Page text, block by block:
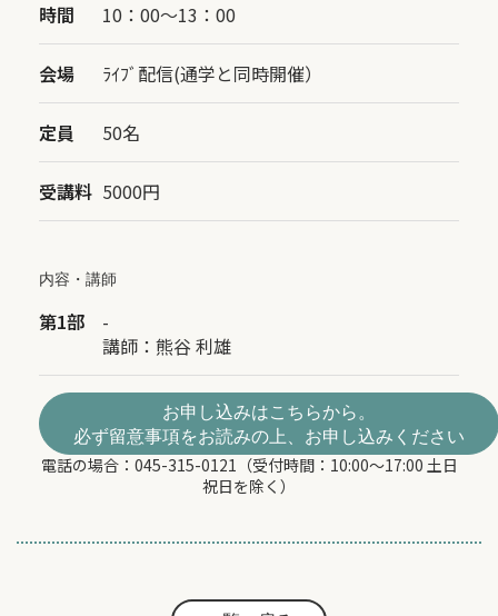
時間 10：00〜13：00
会場 ﾗｲﾌﾞ配信(通学と同時開催）
定員 50名
受講料 5000円
内容・講師
第1部
-
講師： 熊谷 利雄
お申し込みはこちらから。
必ず留意事項をお読みの上、お申し込みください
電話の場合：045-315-0121（受付時間：10:00～17:00 土日
祝日を除く）